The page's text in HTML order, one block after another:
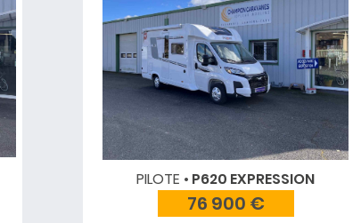
PILOTE P620 EXPRESSION
76 900 €